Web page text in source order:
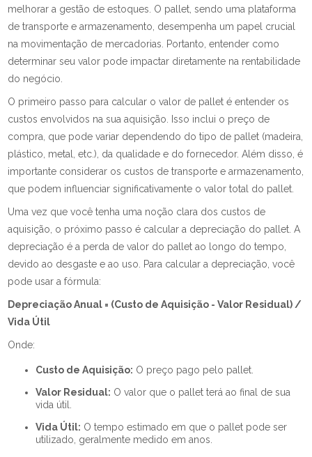
melhorar a gestão de estoques. O pallet, sendo uma plataforma
de transporte e armazenamento, desempenha um papel crucial
na movimentação de mercadorias. Portanto, entender como
determinar seu valor pode impactar diretamente na rentabilidade
do negócio.
O primeiro passo para calcular o valor de pallet é entender os
custos envolvidos na sua aquisição. Isso inclui o preço de
compra, que pode variar dependendo do tipo de pallet (madeira,
plástico, metal, etc.), da qualidade e do fornecedor. Além disso, é
importante considerar os custos de transporte e armazenamento,
que podem influenciar significativamente o valor total do pallet.
Uma vez que você tenha uma noção clara dos custos de
aquisição, o próximo passo é calcular a depreciação do pallet. A
depreciação é a perda de valor do pallet ao longo do tempo,
devido ao desgaste e ao uso. Para calcular a depreciação, você
pode usar a fórmula:
Depreciação Anual = (Custo de Aquisição - Valor Residual) /
Vida Útil
Onde:
Custo de Aquisição: O preço pago pelo pallet.
Valor Residual: O valor que o pallet terá ao final de sua
vida útil.
Vida Útil: O tempo estimado em que o pallet pode ser
utilizado, geralmente medido em anos.